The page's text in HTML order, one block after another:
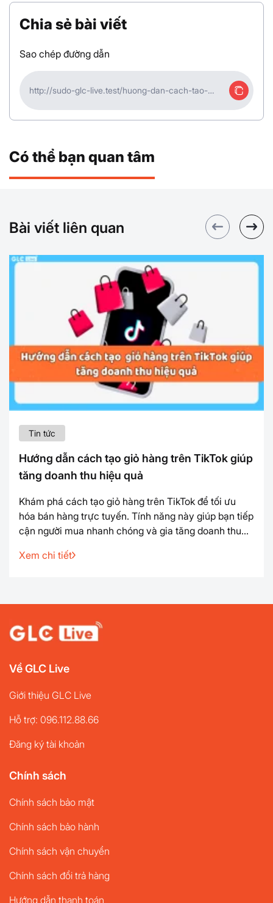
Chia sẻ bài viết
Sao chép đường dẫn
http://sudo-glc-live.test/huong-dan-cach-tao-
Có thể bạn quan tâm
Bài viết liên quan
Tin tức
Hướng dẫn cách tạo giỏ hàng trên TikTok giúp
tăng doanh thu hiệu quả
Khám phá cách tạo giỏ hàng trên TikTok để tối ưu
hóa bán hàng trực tuyến. Tính năng này giúp bạn tiếp
cận người mua nhanh chóng và gia tăng doanh thu
TikTok để thu hút khách hàng và tăng doanh thu?
Xem chi tiết
Về GLC Live
Giới thiệu GLC Live
Hỗ trợ: 096.112.88.66
Đăng ký tài khoản
Chính sách
Chính sách bảo mật
Chính sách bảo hành
Chính sách vận chuyển
Chính sách đổi trả hàng
Hướng dẫn thanh toán